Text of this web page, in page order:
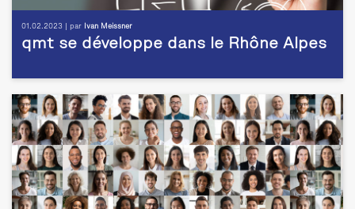
01.02.2023 | par Ivan Meissner
qmt se développe dans le Rhône Alpes